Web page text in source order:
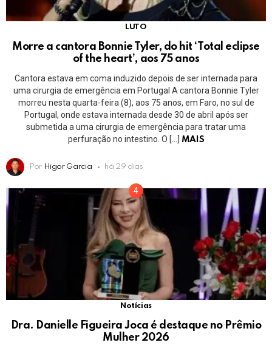
LUTO
Morre a cantora Bonnie Tyler, do hit ‘Total eclipse
of the heart’, aos 75 anos
Cantora estava em coma induzido depois de ser internada para
uma cirurgia de emergência em Portugal A cantora Bonnie Tyler
morreu nesta quarta-feira (8), aos 75 anos, em Faro, no sul de
Portugal, onde estava internada desde 30 de abril após ser
submetida a uma cirurgia de emergência para tratar uma
perfuração no intestino. O […]
MAIS
Por Higor Garcia há 29 dias
Notícias
Dra. Danielle Figueira Joca é destaque no Prêmio
Mulher 2026